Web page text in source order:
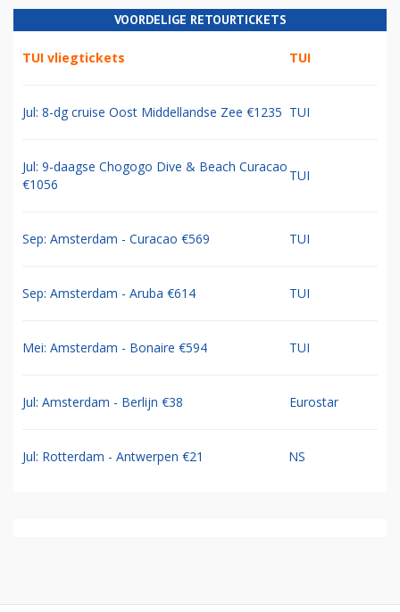
VOORDELIGE RETOURTICKETS
TUI vliegtickets TUI
Jul: 8-dg cruise Oost Middellandse Zee €1235 TUI
Jul: 9-daagse Chogogo Dive & Beach Curacao
€1056
TUI
Sep: Amsterdam - Curacao €569 TUI
Sep: Amsterdam - Aruba €614 TUI
Mei: Amsterdam - Bonaire €594 TUI
Jul: Amsterdam - Berlijn €38 Eurostar
Jul: Rotterdam - Antwerpen €21 NS